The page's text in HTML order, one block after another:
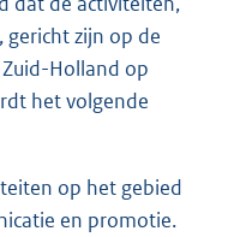
zijn op de
Holland op
het volgende
op het gebied
en promotie.